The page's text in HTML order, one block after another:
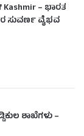
Kashmir – ಭಾರತ
ಸುವರ್ಣ ವೈಭವ
ಶಾಖೆಗಳು –